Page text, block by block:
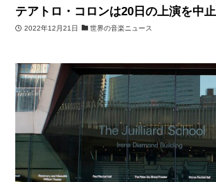
テアトロ・コロンは20日の上演を中止
2022年12月21日 世界の音楽ニュース